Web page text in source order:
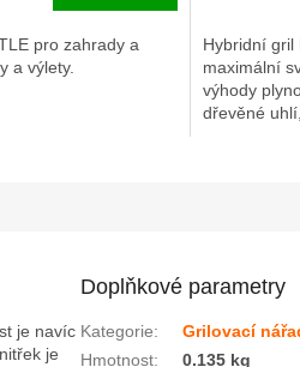
pro zahrady a
a výlety.
z
5
hvězdiček.
Hybridní gril
maximální
výhody
dřevěné
je navíc
je
Doplňkové parametry
Kategorie:
Grilovací
Hmotnost: 0.135 kg